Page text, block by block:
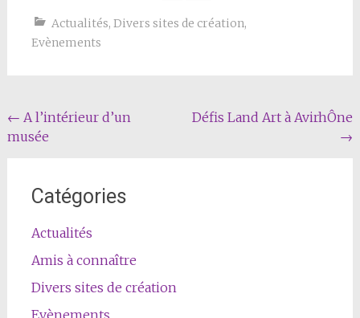
Actualités, Divers sites de création,
Evènements
Navigation
Article
← A l’intérieur d’un
musée
Défis Land Art à AvirhÔne
→
Catégories
Actualités
Amis à connaître
Divers sites de création
Evènements